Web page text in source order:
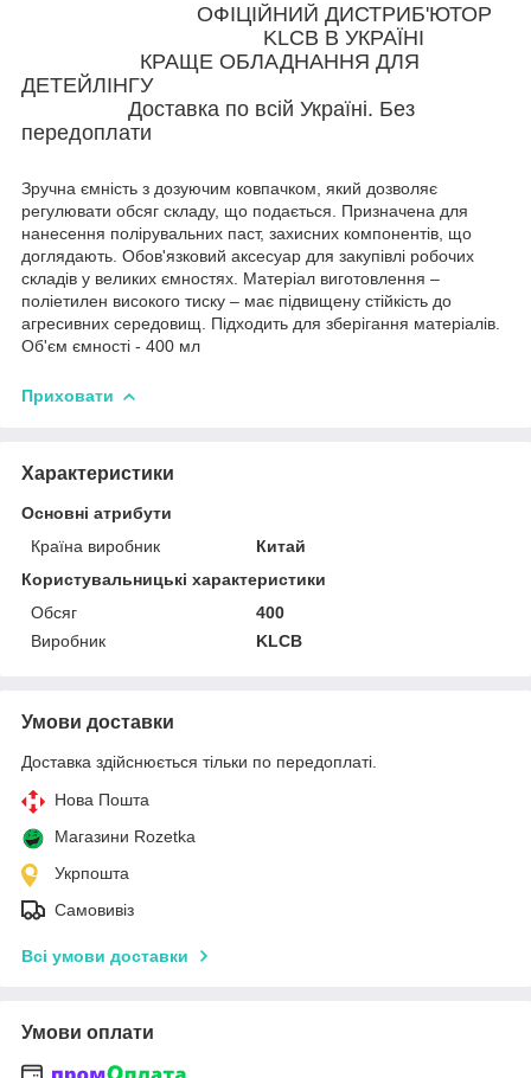
ОФІЦІЙНИЙ ДИСТРИБ'ЮТОР
KLCB В УКРАЇНІ
КРАЩЕ ОБЛАДНАННЯ ДЛЯ
ДЕТЕЙЛІНГУ
Доставка по всій Україні. Без
передоплати
Зручна ємність з дозуючим ковпачком, який дозволяє
регулювати обсяг складу, що подається. Призначена для
нанесення полірувальних паст, захисних компонентів, що
доглядають. Обов'язковий аксесуар для закупівлі робочих
складів у великих ємностях. Матеріал виготовлення –
поліетилен високого тиску – має підвищену стійкість до
агресивних середовищ. Підходить для зберігання матеріалів.
Об'єм ємності - 400 мл
Приховати
Характеристики
Основні атрибути
Країна виробник
Китай
Користувальницькі характеристики
Обсяг
400
Виробник
KLCB
Умови доставки
Доставка здійснюється тільки по передоплаті.
Нова Пошта
Магазини Rozetka
Укрпошта
Самовивіз
Всі умови доставки
Умови оплати